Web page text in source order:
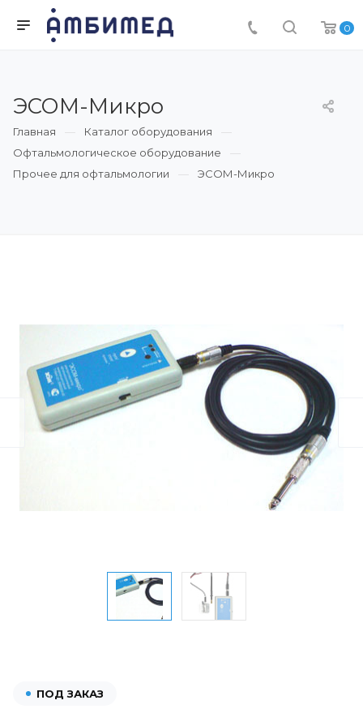
0
ЭСОМ-Микро
Главная
Каталог оборудования
Офтальмологическое оборудование
Прочее для офтальмологии
ЭСОМ-Микро
ПОД ЗАКАЗ